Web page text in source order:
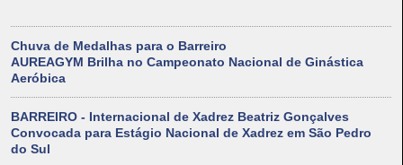
Chuva de Medalhas para o Barreiro
AUREAGYM Brilha no Campeonato Nacional de Ginástica
Aeróbica
BARREIRO - Internacional de Xadrez Beatriz Gonçalves
Convocada para Estágio Nacional de Xadrez em São Pedro
do Sul